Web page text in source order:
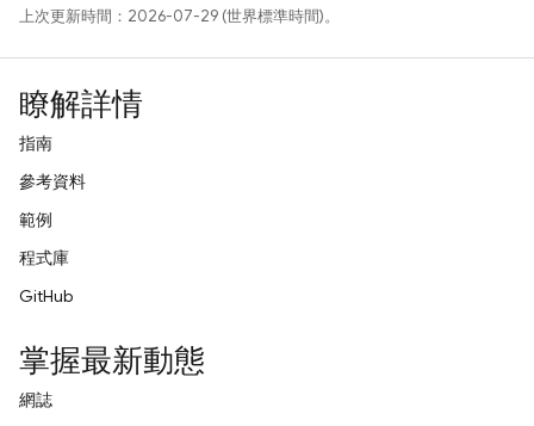
上次更新時間：2026-07-29 (世界標準時間)。
瞭解詳情
指南
參考資料
範例
程式庫
GitHub
掌握最新動態
網誌